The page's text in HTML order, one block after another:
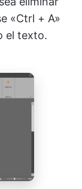
«Ctrl + A»
el texto.